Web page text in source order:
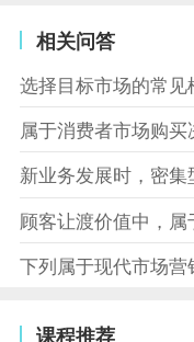
相关问答
选择目标市场的常见
属于消费者市场购
新业务发展时，密
顾客让渡价值中，
下列属于现代市场
课程推荐